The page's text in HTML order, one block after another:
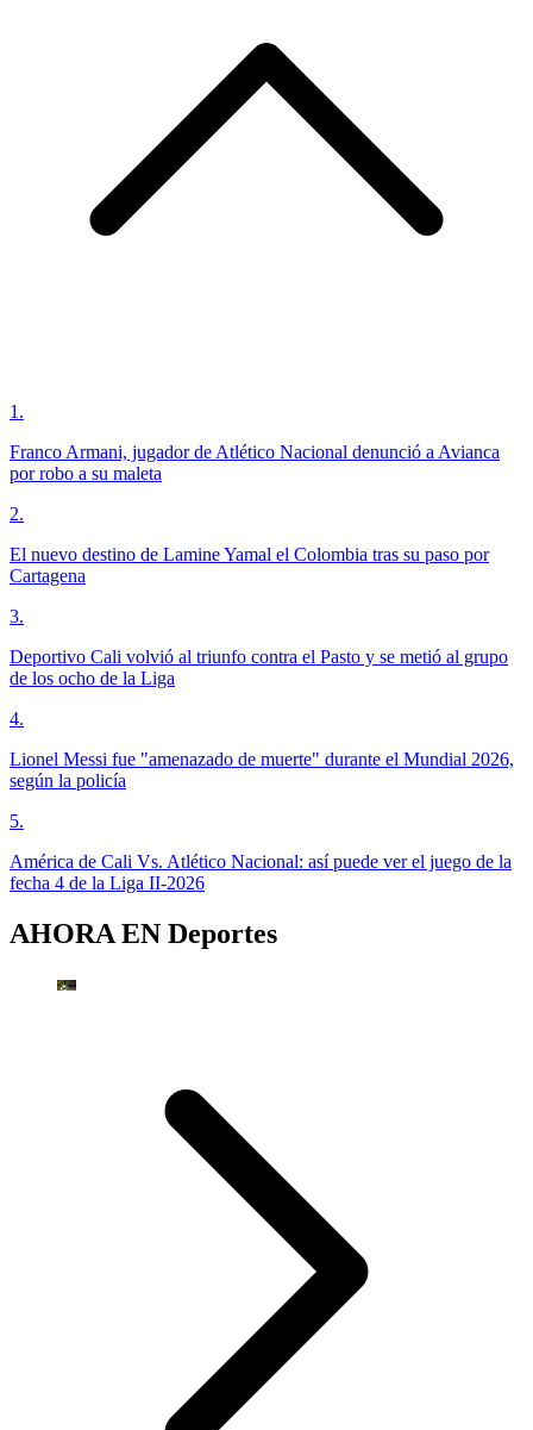
1 .
Franco Armani, jugador de Atlético Nacional denunció a Avianca
por robo a su maleta
2.
El nuevo destino de Lamine Yamal el Colombia tras su paso por
Cartagena
3.
Deportivo Cali volvió al triunfo contra el Pasto y se metió al grupo
de los ocho de la Liga
4.
Lionel Messi fue "amenazado de muerte" durante el Mundial 2026,
según la policía
5.
América de Cali Vs. Atlético Nacional: así puede ver el juego de la
fecha 4 de la Liga II-2026
AHORA EN Deportes